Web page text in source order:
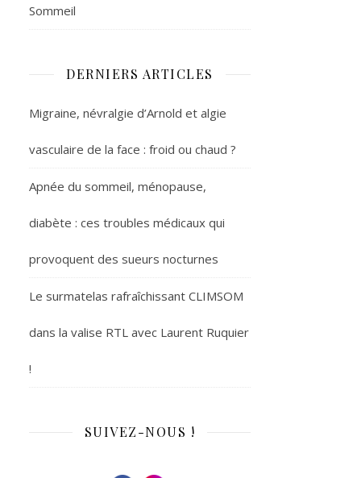
Sommeil
DERNIERS ARTICLES
Migraine, névralgie d’Arnold et algie
vasculaire de la face : froid ou chaud ?
Apnée du sommeil, ménopause,
diabète : ces troubles médicaux qui
provoquent des sueurs nocturnes
Le surmatelas rafraîchissant CLIMSOM
dans la valise RTL avec Laurent Ruquier
!
SUIVEZ-NOUS !